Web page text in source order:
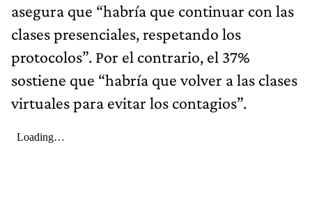
asegura que “habría que continuar con las
clases presenciales, respetando los
protocolos”. Por el contrario, el 37%
sostiene que “habría que volver a las clases
virtuales para evitar los contagios”.